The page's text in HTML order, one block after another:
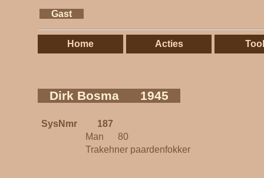
Gast
Home Acties
Dirk Bosma 1945
SysNmr
187
Man 80
Trakehner paardenfokker